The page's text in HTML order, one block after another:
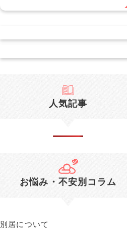
人気記事
お悩み・不安別コラム
別居について